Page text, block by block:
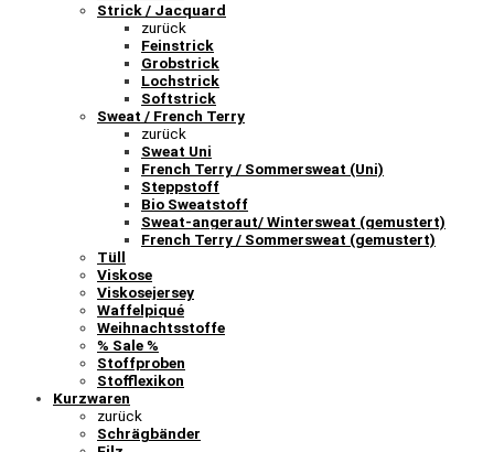
Strick / Jacquard
zurück
Feinstrick
Grobstrick
Lochstrick
Softstrick
Sweat / French Terry
zurück
Sweat Uni
French Terry / Sommersweat (Uni)
Steppstoff
Bio Sweatstoff
Sweat-angeraut/ Wintersweat (gemustert)
French Terry / Sommersweat (gemustert)
Tüll
Viskose
Viskosejersey
Waffelpiqué
Weihnachtsstoffe
% Sale %
Stoffproben
Stofflexikon
Kurzwaren
zurück
Schrägbänder